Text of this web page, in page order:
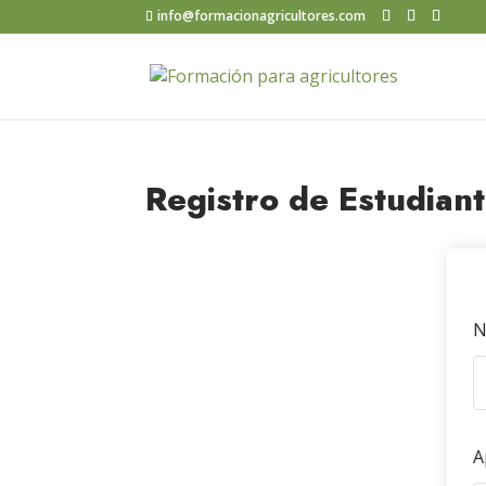
info@formacionagricultores.com
Registro de